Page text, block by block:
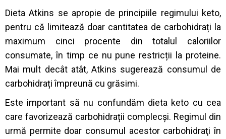
Dieta Atkins se apropie de principiile regimului keto,
pentru că limitează doar cantitatea de carbohidrați la
maximum cinci procente din totalul caloriilor
consumate, în timp ce nu pune restricții la proteine.
Mai mult decât atât, Atkins sugerează consumul de
carbohidrați împreună cu grăsimi.
Este important să nu confundăm dieta keto cu cea
care favorizează carbohidrații complecși. Regimul din
urmă permite doar consumul acestor carbohidraţi în